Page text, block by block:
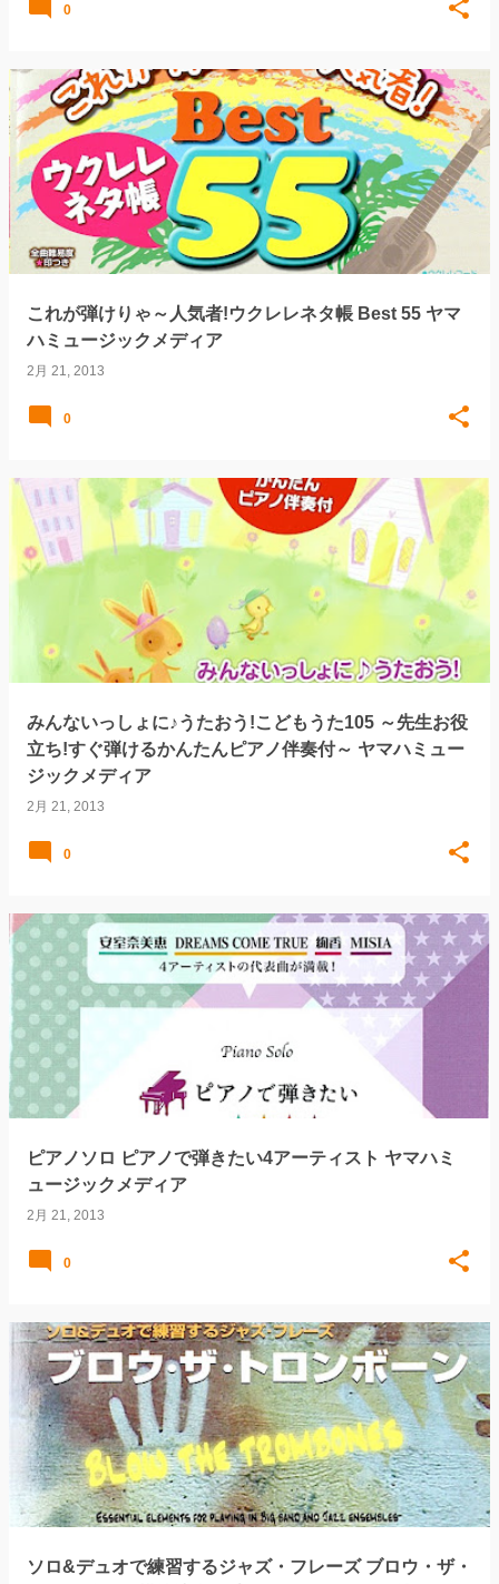
0
これが弾けりゃ～人気者!ウクレレネタ帳 Best 55 ヤマ
ハミュージックメディア
2月 21, 2013
0
みんないっしょに♪うたおう!こどもうた105 ～先生お役
立ち!すぐ弾けるかんたんピアノ伴奏付～ ヤマハミュー
ジックメディア
2月 21, 2013
0
ピアノソロ ピアノで弾きたい4アーティスト ヤマハミ
ュージックメディア
2月 21, 2013
0
ソロ&デュオで練習するジャズ・フレーズ ブロウ・ザ・